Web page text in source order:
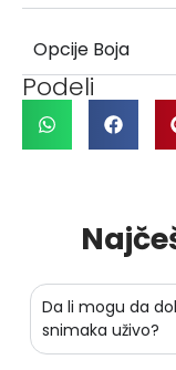
Opcije Boja
Podeli
Da li mogu da
snimaka uživo?